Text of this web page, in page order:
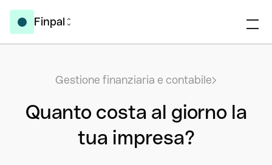
Finpal
Gestione finanziaria e contabile
Quanto costa al giorno la
tua impresa?